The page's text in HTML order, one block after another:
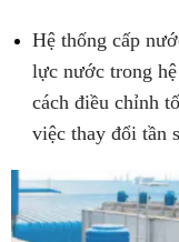
Hệ thống cấp
lực nước trong
cách điều chỉnh
việc thay đổi tần